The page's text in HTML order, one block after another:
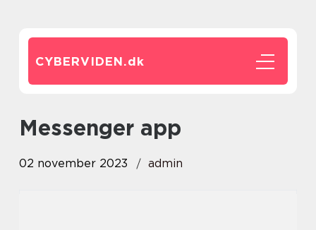
CYBERVIDEN.dk
messenger app
02 november 2023 admin